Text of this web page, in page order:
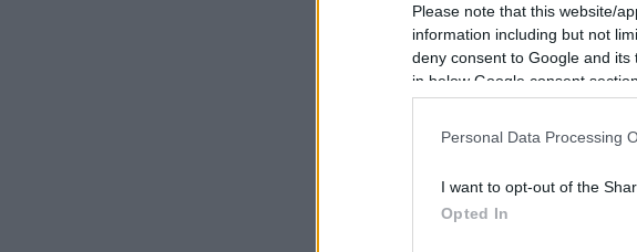
Please note that this website/
information including but not
deny consent to Google and
in below Google consent section.
Personal Data Processing
I want to opt-out of the
Opted In